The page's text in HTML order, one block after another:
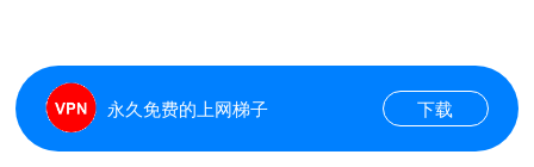
永久免费的上网梯子 下载